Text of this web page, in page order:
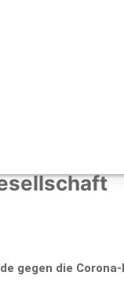
gegen die